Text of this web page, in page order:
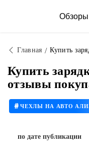
Обзоры
Главная Купить
Купить
отзывы
#
по дате публикации